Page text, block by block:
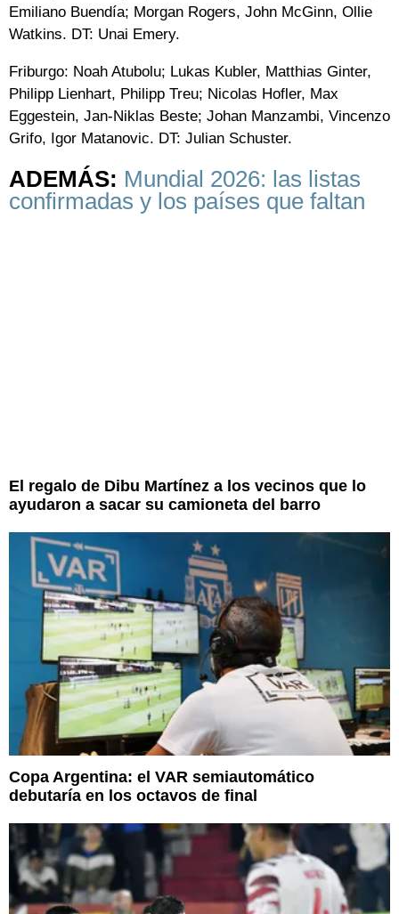
Emiliano Buendía; Morgan Rogers, John McGinn, Ollie
Watkins. DT: Unai Emery.
Friburgo: Noah Atubolu; Lukas Kubler, Matthias Ginter,
Philipp Lienhart, Philipp Treu; Nicolas Hofler, Max
Eggestein, Jan-Niklas Beste; Johan Manzambi, Vincenzo
Grifo, Igor Matanovic. DT: Julian Schuster.
ADEMÁS: Mundial 2026: las listas
confirmadas y los países que faltan
El regalo de Dibu Martínez a los vecinos que lo
ayudaron a sacar su camioneta del barro
Copa Argentina: el VAR semiautomático
debutaría en los octavos de final